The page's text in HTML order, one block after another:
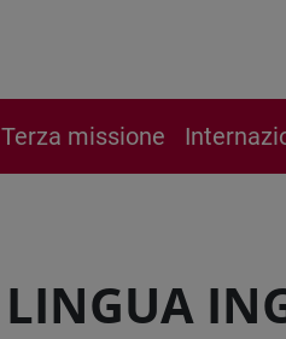
Terza missione
LINGUA